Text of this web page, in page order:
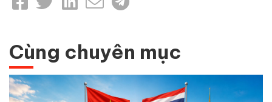
Cùng chuyên mục